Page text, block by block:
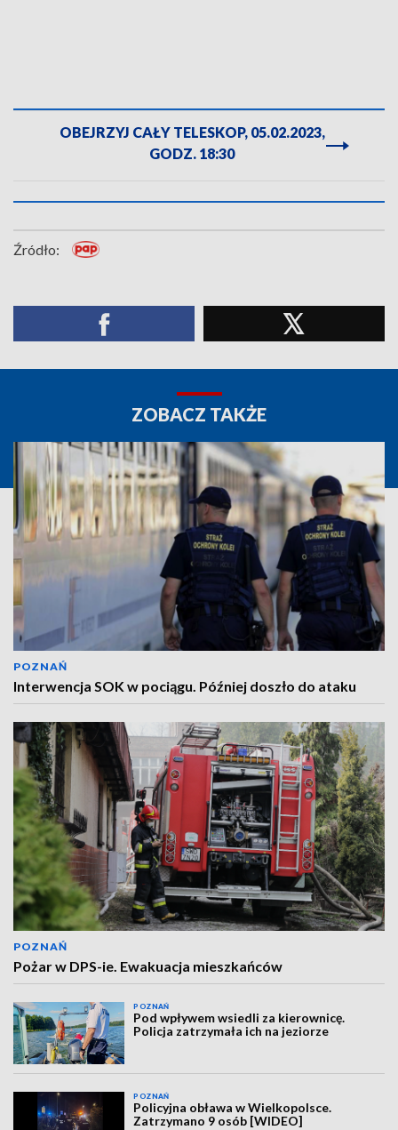
OBEJRZYJ CAŁY TELESKOP, 05.02.2023,
GODZ. 18:30
Źródło:
ZOBACZ TAKŻE
POZNAŃ
Interwencja SOK w pociągu. Później doszło do ataku
POZNAŃ
Pożar w DPS-ie. Ewakuacja mieszkańców
POZNAŃ
Pod wpływem wsiedli za kierownicę.
Policja zatrzymała ich na jeziorze
POZNAŃ
Policyjna obława w Wielkopolsce.
Zatrzymano 9 osób [WIDEO]